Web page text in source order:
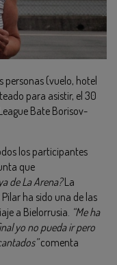
personas (vuelo, hotel
para asistir, el 30
Bate Borisov-
los participantes
que
de La Arena?La
ha sido una de las
a Bielorrusia. “Me ha
yo no pueda ir pero
comenta